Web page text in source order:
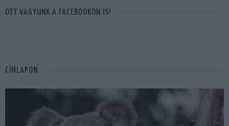
OTT VAGYUNK A FACEBOOKON IS!
CÍMLAPON